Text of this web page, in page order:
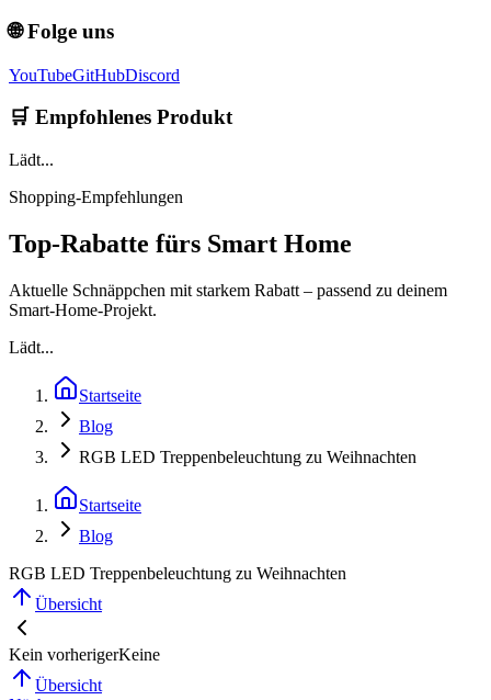
🌐 Folge uns
YouTubeGitHubDiscord
🛒 Empfohlenes Produkt
Lädt...
Shopping-Empfehlungen
Top-Rabatte fürs Smart Home
Aktuelle Schnäppchen mit starkem Rabatt – passend zu deinem
Smart-Home-Projekt.
Lädt...
Startseite
Blog
RGB LED Treppenbeleuchtung zu Weihnachten
Startseite
Blog
RGB LED Treppenbeleuchtung zu Weihnachten
Übersicht
Kein vorherigerKeine
Übersicht